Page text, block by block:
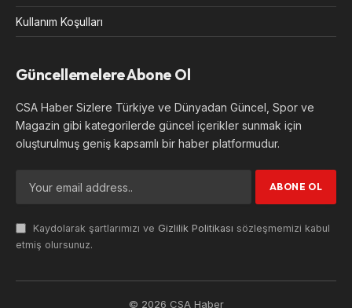
Kullanım Koşulları
Güncellemelere Abone Ol
CSA Haber Sizlere Türkiye ve Dünyadan Güncel, Spor ve
Magazin gibi kategorilerde güncel içerikler sunmak için
oluşturulmuş geniş kapsamlı bir haber platformudur.
Kaydolarak şartlarımızı ve Gizlilik Politikası sözleşmemizi kabul
etmiş olursunuz.
© 2026 CSA Haber